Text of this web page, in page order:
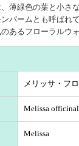
薄緑色の葉と小
バームとも呼ばれて
あるフローラルウ
メリッサ・フ
Melissa
Melissa